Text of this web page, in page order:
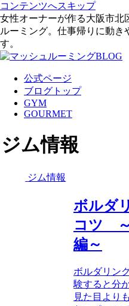
コンテンツへスキップ
女性オーナーが作る大阪市北
ルーミング。仕事帰りに動き
す。
公式ページ
ブログトップ
GYM
GOURMET
ジム情報
ジム情報
ボルダ
コツ
編～
ボルダリン
験すると分
見た目より